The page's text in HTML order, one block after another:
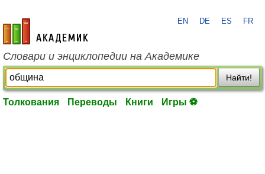
academic.ru
EN DE ES FR
Словари и энциклопедии на Академике
Найти!
Толкования Переводы Книги Игры ⚽